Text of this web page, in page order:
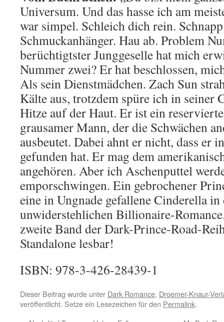
Universum. Und das hasse ich am
war simpel. Schleich dich rein.
Schmuckanhänger. Hau ab. Problem
berüchtigtster Junggeselle hat mich
Nummer zwei? Er hat beschlossen,
Als sein Dienstmädchen. Zach Sun
Kälte aus, trotzdem spüre ich in seiner
Hitze auf der Haut. Er ist ein
grausamer Mann, der die Schwächen
ausbeutet. Dabei ahnt er nicht, dass er
gefunden hat. Er mag dem
angehören. Aber ich Aschenputtel
emporschwingen. Ein gebrochener
eine in Ungnade gefallene Cinderella in
unwiderstehlichen Billionaire-
zweite Band der Dark-Prince-Road-
Standalone lesbar!
ISBN: 978-3-426-28439-1
Dieser Beitrag wurde unter Dark Romance, Droemer-Knaur-
veröffentlicht. Setze ein Lesezeichen für den Permalink.